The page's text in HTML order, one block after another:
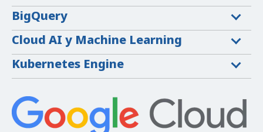
Máquinas virtuales de alto rendimiento
BigQuery
Cloud AI y Machine Learning
Kubernetes Engine